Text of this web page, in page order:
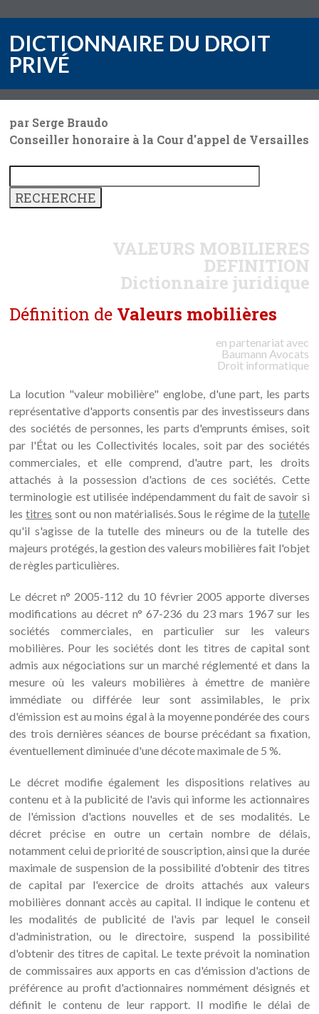
DICTIONNAIRE DU DROIT
PRIVÉ
par Serge Braudo
Conseiller honoraire à la Cour d'appel de Versailles
VALEURS MOBILIERES
DEFINITION
Dictionnaire juridique
Définition de Valeurs mobilières
en partenariat avec
Baumann Avocats
Droit informatique
La locution "valeur mobilière" englobe, d'une part, les parts
représentative d'apports consentis par des investisseurs dans
des sociétés de personnes, les parts d'emprunts émises, soit
par l'État ou les Collectivités locales, soit par des sociétés
commerciales, et elle comprend, d'autre part, les droits
attachés à la possession d'actions de ces sociétés. Cette
terminologie est utilisée indépendamment du fait de savoir si
lestitres sont ou non matérialisés. Sous le régime de la tutelle
qu'il s'agisse de la tutelle des mineurs ou de la tutelle des
majeurs protégés, la gestion des valeurs mobilières fait l'objet
de règles particulières.
Le décret n° 2005-112 du 10 février 2005 apporte diverses
modifications au décret n° 67-236 du 23 mars 1967 sur les
sociétés commerciales, en particulier sur les valeurs
mobilières. Pour les sociétés dont les titres de capital sont
admis aux négociations sur un marché réglementé et dans la
mesure où les valeurs mobilières à émettre de manière
immédiate ou différée leur sont assimilables, le prix
d'émission est au moins égal à la moyenne pondérée des cours
des trois dernières séances de bourse précédant sa fixation,
éventuellement diminuée d'une décote maximale de 5 %.
Le décret modifie également les dispositions relatives au
contenu et à la publicité de l'avis qui informe les actionnaires
de l'émission d'actions nouvelles et de ses modalités. Le
décret précise en outre un certain nombre de délais,
notamment celui de priorité de souscription, ainsi que la durée
maximale de suspension de la possibilité d'obtenir des titres
de capital par l'exercice de droits attachés aux valeurs
mobilières donnant accès au capital. Il indique le contenu et
les modalités de publicité de l'avis par lequel le conseil
d'administration, ou le directoire, suspend la possibilité
d'obtenir des titres de capital. Le texte prévoit la nomination
de commissaires aux apports en cas d'émission d'actions de
préférence au profit d'actionnaires nommément désignés et
définit le contenu de leur rapport. Il modifie le délai de